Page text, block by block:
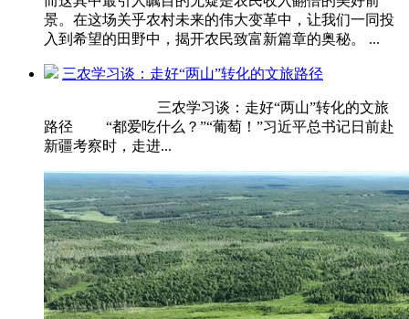
景。在这场关乎农村未来的伟大变革中，让我们一同投
入到希望的田野中，揭开农民致富新篇章的奥秘。 ...
三农学习谈：走好“两山”转化的文旅路径
三农学习谈：走好“两山”转化的文旅
路径 “都爱吃什么？”“葡萄！”习近平总书记日前赴
新疆考察时，走进...